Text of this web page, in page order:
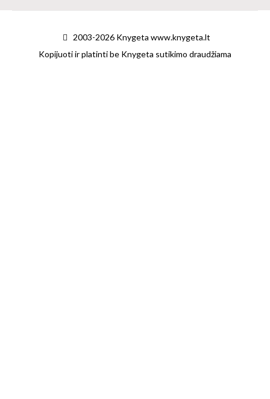
2003-2026 Knygeta www.knygeta.lt
Kopijuoti ir platinti be Knygeta sutikimo draudžiama